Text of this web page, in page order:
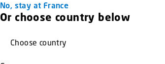
No, stay at France
Or choose country below